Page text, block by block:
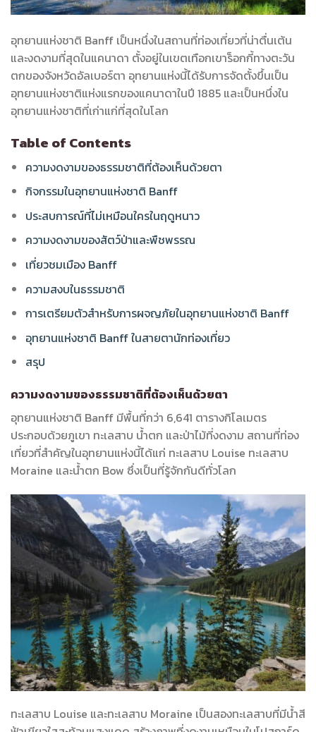
อุทยานแห่งชาติ Banff เป็นหนึ่งในสถานที่ท่องเที่ยวที่น่าตื่นเต้น
และงดงามที่สุดในแคนาดา ตั้งอยู่ในเขตเทือกเขาร็อกกี้ทางตะวัน
ตกของจังหวัดอัลเบอร์ตา อุทยานแห่งนี้ได้รับการจัดตั้งขึ้นเป็น
อุทยานแห่งชาติแห่งแรกของแคนาดาในปี 1885 และเป็นหนึ่งใน
อุทยานแห่งชาติที่เก่าแก่ที่สุดในโลก
Table of Contents
ความงดงามของธรรมชาติที่ต้องเห็นด้วยตา
กิจกรรมในอุทยานแห่งชาติ Banff
ประสบการณ์ที่ไม่เหมือนใครในฤดูหนาว
ความงดงามของสัตว์ป่าและพืชพรรณ
เที่ยวชมเมือง Banff
ความสงบในธรรมชาติ
การเตรียมตัวสำหรับการผจญภัยในอุทยานแห่งชาติ Banff
อุทยานแห่งชาติ Banff ในสายตานักท่องเที่ยว
สรุป
ความงดงามของธรรมชาติที่ต้องเห็นด้วยตา
อุทยานแห่งชาติ Banff มีพื้นที่กว่า 6,641 ตารางกิโลเมตร
ประกอบด้วยภูเขา ทะเลสาบ น้ำตก และป่าไม้ที่งดงาม สถานที่ท่อง
เที่ยวที่สำคัญในอุทยานแห่งนี้ได้แก่ ทะเลสาบ Louise ทะเลสาบ
Moraine และน้ำตก Bow ซึ่งเป็นที่รู้จักกันดีทั่วโลก
ทะเลสาบ Louise และทะเลสาบ Moraine เป็นสองทะเลสาบที่มีน้ำสี